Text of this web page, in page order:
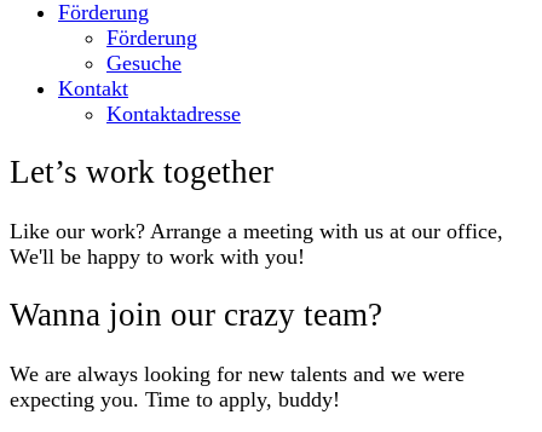
Förderung
Förderung
Gesuche
Kontakt
Kontaktadresse
Let’s work together
Like our work? Arrange a meeting with us at our office,
We'll be happy to work with you!
Wanna join our crazy team?
We are always looking for new talents and we were
expecting you. Time to apply, buddy!